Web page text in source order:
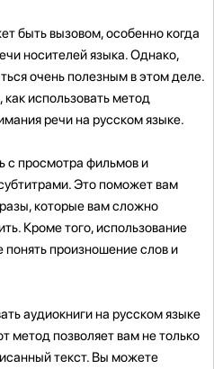
быть вызовом, особенно когда
носителей языка. Однако,
очень полезным в этом деле.
использовать метод
речи на русском языке.
с просмотра фильмов и
Это поможет вам
которые вам сложно
Кроме того, использование
произношение слов и
аудиокниги на русском языке
метод позволяет вам не только
текст. Вы можете